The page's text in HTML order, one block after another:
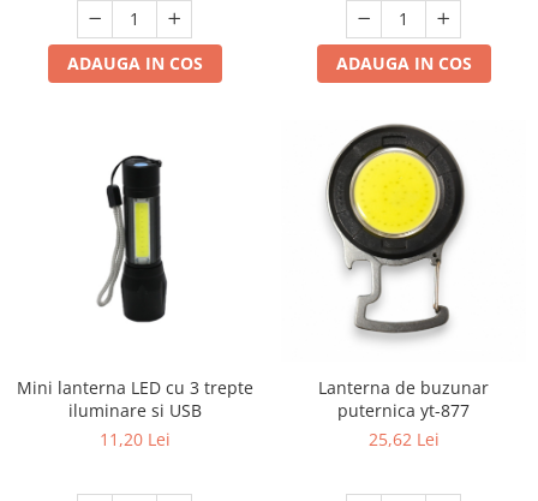
ADAUGA IN COS ADAUGA IN COS
Mini lanterna LED cu 3 trepte
iluminare si USB
11,20 Lei
Lanterna de buzunar
puternica yt-877
25,62 Lei